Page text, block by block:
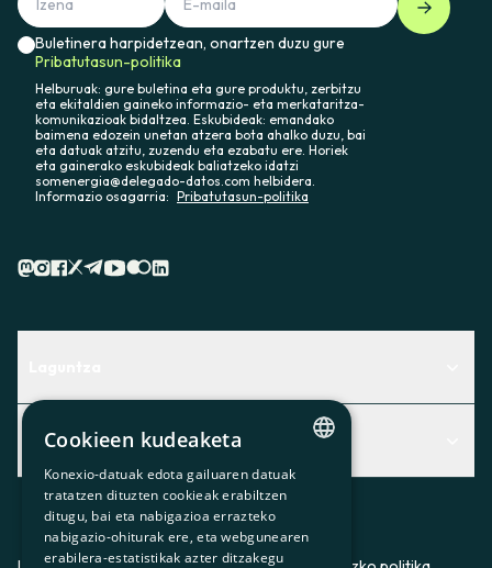
Buletinera harpidetzean, onartzen duzu gure
Pribatutasun-politika
Helburuak: gure buletina eta gure produktu, zerbitzu
eta ekitaldien gaineko informazio- eta merkataritza-
komunikazioak bidaltzea. Eskubideak: emandako
baimena edozein unetan atzera bota ahalko duzu, bai
eta datuak atzitu, zuzendu eta ezabatu ere. Horiek
eta gainerako eskubideak baliatzeko idatzi
somenergia@delegado-datos.com helbidera.
Informazio osagarria: Pribatutasun-politika
Centro de Ayuda
Aurkitu zerbitzurik egokiena zuretzat
Contacto
Albisteak
Albisteak
Bazkideen txokoa
CATALAN
SPANISH
GL
Cookieen kudeaketa
Konexio-datuak edota gailuaren datuak
tratatzen dituzten cookieak erabiltzen
ditugu, bai eta nabigazioa errazteko
nabigazio-ohiturak ere, eta webgunearen
erabilera-estatistikak azter ditzakegu